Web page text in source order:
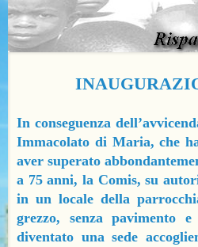
In conseguenza
Immacolato di Maria, che
aver superato
a 75 anni, la Comis, su
in un locale della
grezzo, senza pavimento
diventato una sede